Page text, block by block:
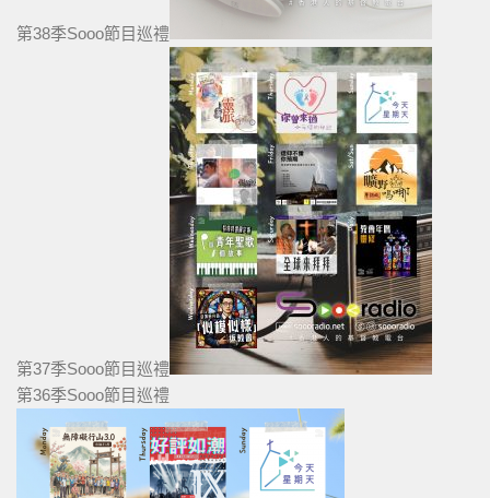
第38季Sooo節目巡禮
第37季Sooo節目巡禮
第36季Sooo節目巡禮